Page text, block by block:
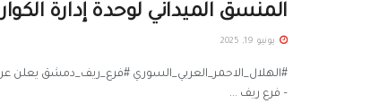
المنسق الميداني لوحدة إدارة
يونيو 19, 2025
#الهلال_الاحمر_العربي_السوري #فرع_ريف_دمشق يعلن
– فرع ريف ...